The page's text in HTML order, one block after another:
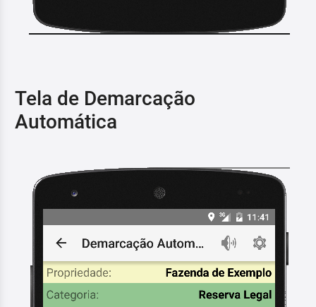
Tela de Demarcação
Automática